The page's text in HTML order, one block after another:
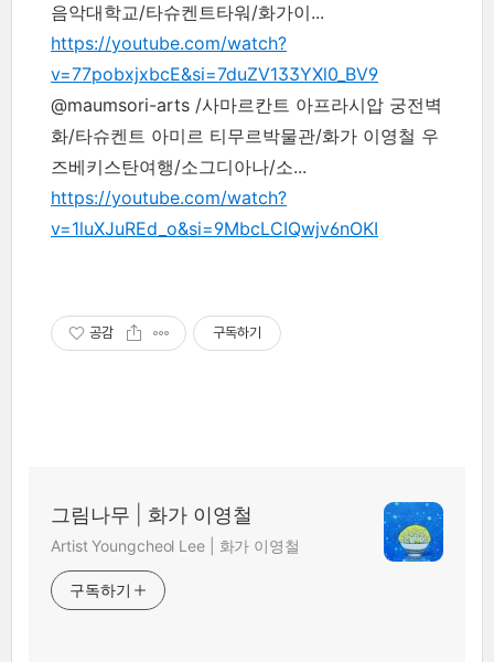
음악대학교/타슈켄트타워/화가이...
https://youtube.com/watch?
v=77pobxjxbcE&si=7duZV133YXl0_BV9
@maumsori-arts /사마르칸트 아프라시압 궁전벽
화/타슈켄트 아미르 티무르박물관/화가 이영철 우
즈베키스탄여행/소그디아나/소...
https://youtube.com/watch?
v=1luXJuREd_o&si=9MbcLCIQwjv6nOKI
공감 구독하기
그림나무 | 화가 이영철
Artist Youngcheol Lee | 화가 이영철
구독하기